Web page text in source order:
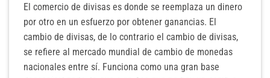
El comercio de divisas es donde se reemplaza un dinero
por otro en un esfuerzo por obtener ganancias. El
cambio de divisas, de lo contrario el cambio de divisas,
se refiere al mercado mundial de cambio de monedas
nacionales entre sí. Funciona como una gran base